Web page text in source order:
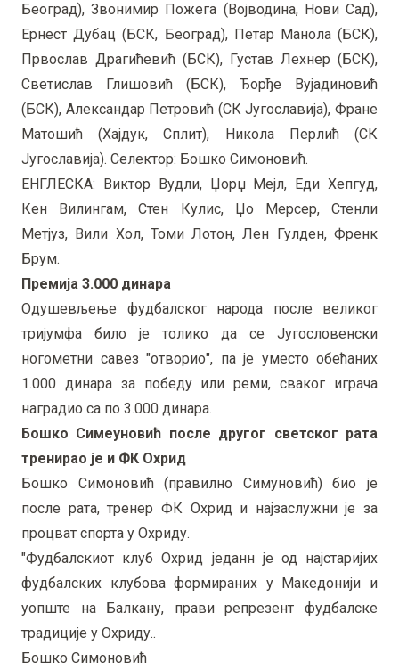
Београд), Звонимир Пожега (Војводина, Нови Сад),
Ернест Дубац (БСК, Београд), Петар Манола (БСК),
Првослав Драгићевић (БСК), Густав Лехнер (БСК),
Светислав Глишовић (БСК), Ђорђе Вујадиновић
(БСК), Александар Петровић (СК Југославија), Фране
Матошић (Хајдук, Сплит), Никола Перлић (СК
Југославија). Селектор: Бошко Симоновић.
ЕНГЛЕСКА: Виктор Вудли, Џорџ Мејл, Еди Хепгуд,
Кен Вилингам, Стен Кулис, Џо Мерсер, Стенли
Метјуз, Вили Хол, Томи Лотон, Лен Гулден, Френк
Брум.
Премија 3.000 динара
Одушевљење фудбалског народа после великог
тријумфа било је толико да се Југословенски
ногометни савез "отворио", па је уместо обећаних
1.000 динара за победу или реми, сваког играча
наградио са по 3.000 динара.
Бошко Симеуновић после другог светског рата
тренирао је и ФК Охрид
Бошко Симоновић (правилно Симуновић) био је
после рата, тренер ФК Охрид и најзаслужни је за
процват спорта у Охриду.
"Фудбалскиот клуб Охрид једанн је од најстаријих
фудбалских клубова формираних у Македонији и
уопште на Балкану, прави репрезент фудбалске
традиције у Охриду..
Бошко Симоновић